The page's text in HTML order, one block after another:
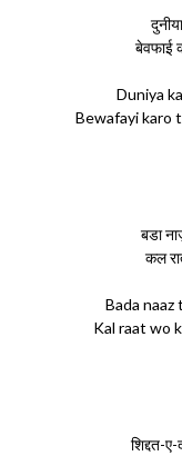
बेवफाई
Duniya
Bewafayi karo
बडा
कल
Bada naaz
Kal raat wo
शिद्दत-